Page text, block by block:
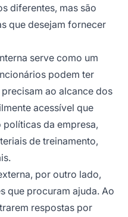
diferentes, mas são
que desejam fornecer
serve como um
podem ter
ao alcance dos
acessível que
da empresa,
de treinamento,
por outro lado,
que procuram ajuda. Ao
respostas por